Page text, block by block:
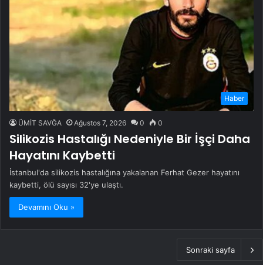
Haber
ÜMİT SAVĞA Ağustos 7, 2026 0 0
Silikozis Hastalığı Nedeniyle Bir İşçi Daha
Hayatını Kaybetti
İstanbul'da silikozis hastalığına yakalanan Ferhat Gezer hayatını
kaybetti, ölü sayısı 32'ye ulaştı.
Devamını Oku »
Sonraki sayfa